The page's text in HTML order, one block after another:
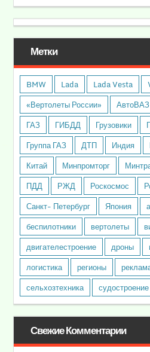
Метки
BMW Lada Lada Vesta
«Вертолеты России»
АвтоВАЗ
ГАЗ
ГИБДД Грузовики
Группа ГАЗ
ДТП Индия
Китай
Минпромторг
ПДД
РЖД Роскосмос
Санкт- Петербург
Япония
беспилотники
вертолеты
двигателестроение
дроны
логистика
регионы
сельхозтехника
судостроение
Свежие Комментарии